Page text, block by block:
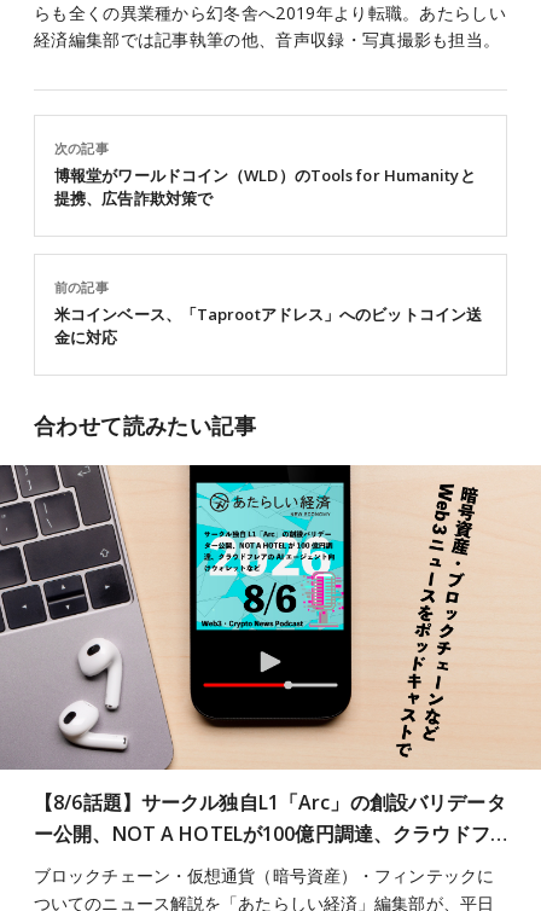
らも全くの異業種から幻冬舎へ2019年より転職。あたらしい
経済編集部では記事執筆の他、音声収録・写真撮影も担当。
前の記事
米コインベース、「Taprootアドレス」へのビットコイン送
金に対応
次の記事
博報堂がワールドコイン（WLD）のTools for Humanityと
提携、広告詐欺対策で
合わせて読みたい記事
【8/6話題】サークル独自L1「Arc」の創設バリデータ
ー公開、NOT A HOTELが100億円調達、クラウドフ…
ブロックチェーン・仮想通貨（暗号資産）・フィンテックに
ついてのニュース解説を「あたらしい経済」編集部が、平日